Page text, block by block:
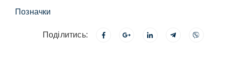
Позначки
Поділитись: